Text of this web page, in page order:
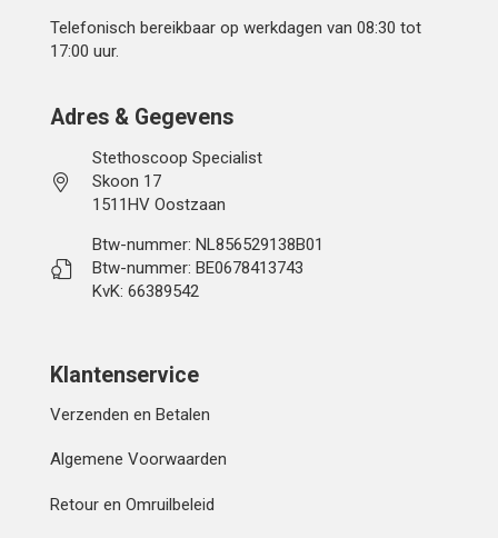
Telefonisch bereikbaar op werkdagen van 08:30 tot
17:00 uur.
Adres & Gegevens
Stethoscoop Specialist
Skoon 17
1511HV Oostzaan
Btw-nummer: NL856529138B01
Btw-nummer: BE0678413743
KvK: 66389542
Klantenservice
Verzenden en Betalen
Algemene Voorwaarden
Retour en Omruilbeleid